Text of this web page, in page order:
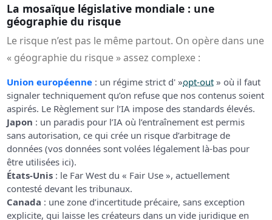
La mosaïque législative mondiale : une
géographie du risque
Le risque n’est pas le même partout. On opère dans une
« géographie du risque » assez complexe :
Union européenne : un régime strict d' »opt-out » où il faut
signaler techniquement qu’on refuse que nos contenus soient
aspirés. Le Règlement sur l’IA impose des standards élevés.
Japon : un paradis pour l’IA où l’entraînement est permis
sans autorisation, ce qui crée un risque d’arbitrage de
données (vos données sont volées légalement là-bas pour
être utilisées ici).
États-Unis : le Far West du « Fair Use », actuellement
contesté devant les tribunaux.
Canada : une zone d’incertitude précaire, sans exception
explicite, qui laisse les créateurs dans un vide juridique en